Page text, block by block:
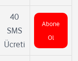
40
SMS
Ücreti
Abone
Ol